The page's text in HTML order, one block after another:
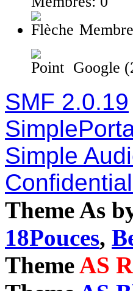
Google
SMF 2.0.19
Simple
Theme As
18Pouces,
ThemeAS